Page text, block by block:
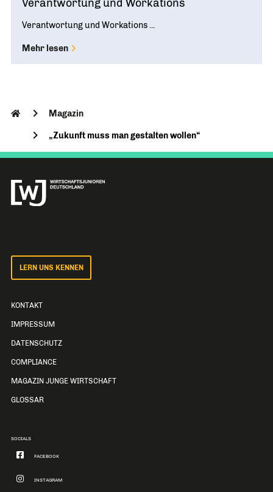
Verantwortung und Workations
Verantwortung und Workations ...
Mehr lesen
Magazin
„Zukunft muss man gestalten wollen“
LERN UNS KENNEN
KONTAKT
IMPRESSUM
DATENSCHUTZ
COMPLIANCE
MAGAZIN JUNGE WIRTSCHAFT
GLOSSAR
SOCIALS
FACEBOOK
INSTAGRAM